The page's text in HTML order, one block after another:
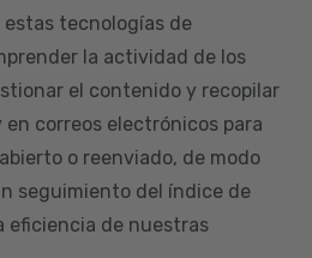
tecnologías de
la actividad de los
el contenido y recopilar
correos electrónicos para
o reenviado, de modo
seguimiento del índice de
eficiencia de nuestras